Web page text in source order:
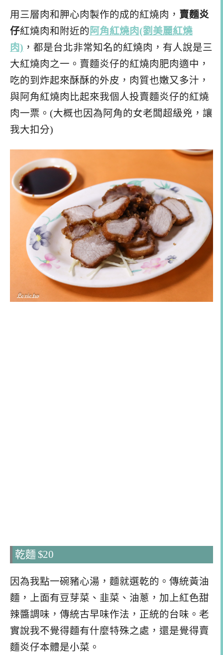
用三層肉和胛心肉製作的成的紅燒肉， 賣麵炎
仔紅燒肉和附近的 阿角紅燒肉(劉美麗紅燒
肉) ，都是台北非常知名的紅燒肉，有人說是三
大紅燒肉之一。賣麵炎仔的紅燒肉肥肉適中，
吃的到炸起來酥酥的外皮，肉質也嫩又多汁，
與阿角紅燒肉比起來我個人投賣麵炎仔的紅燒
肉一票。(大概也因為阿角的女老闆超級兇，讓
我大扣分)
乾麵 $20
因為我點一碗豬心湯，麵就選乾的。傳統黃油
麵，上面有豆芽菜、韭菜、油蔥，加上紅色甜
辣醬調味，傳統古早味作法，正統的台味。老
實說我不覺得麵有什麼特殊之處，還是覺得賣
麵炎仔本體是小菜。